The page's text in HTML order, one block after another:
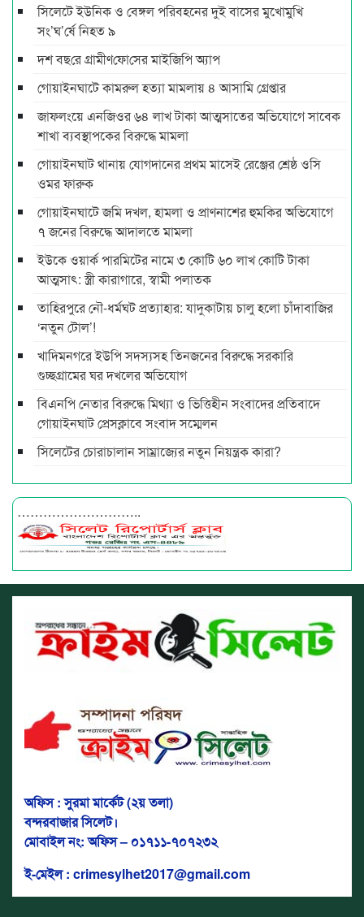
সিলেটে ইউনিক ও বেঙ্গল পরিবহনের দুই বাসের মুখোমুখি
সং’ঘ’র্ষে নিহত ৯
দশ বছ‌রে গ্রামীণ‌ফো‌সের মাইজিপি অ্যাপ
গোয়াইনঘাটে কামরুল হত্যা মামলায় ৪ আসামি গ্রেপ্তার
জাফলংয়ে এনজিওর ৬৪ লাখ টাকা আত্মসাতের অভিযোগে সাবেক
শাখা ব্যবস্থাপকের বিরুদ্ধে মামলা
গোয়াইনঘাট থানায় যোগদানের প্রথম মাসেই রেঞ্জের শ্রেষ্ঠ ওসি
ওমর ফারুক
গোয়াইনঘাটে জমি দখল, হামলা ও প্রাণনাশের হুমকির অভিযোগে
৭ জনের বিরুদ্ধে আদালতে মামলা
ইউকে ওয়ার্ক পারমিটের নামে ৩ কোটি ৬০ লাখ কোটি টাকা
আত্মসাৎ: স্ত্রী কারাগারে, স্বামী পলাতক
তাহিরপুরে নৌ-ধর্মঘট প্রত্যাহার: যাদুকাটায় চালু হলো চাঁদাবাজির
‘নতুন টোল’!
খাদিমনগরে ইউপি সদস্যসহ তিনজনের বিরুদ্ধে সরকারি
গুচ্ছগ্রামের ঘর দখলের অভিযোগ
বিএনপি নেতার বিরুদ্ধে মিথ্যা ও ভিত্তিহীন সংবাদের প্রতিবাদে
গোয়াইনঘাট প্রেসক্লাবে সংবাদ সম্মেলন
সিলেটের চোরাচালান সাম্রাজ্যের নতুন নিয়ন্ত্রক কারা?
………………………..
অফিস : সুরমা মার্কেট (২য় তলা)
বন্দরবাজার সিলেট।
মোবাইল নং: অফিস – ০১৭১১-৭০৭২৩২
ই-মেইল : crimesylhet2017@gmail.com